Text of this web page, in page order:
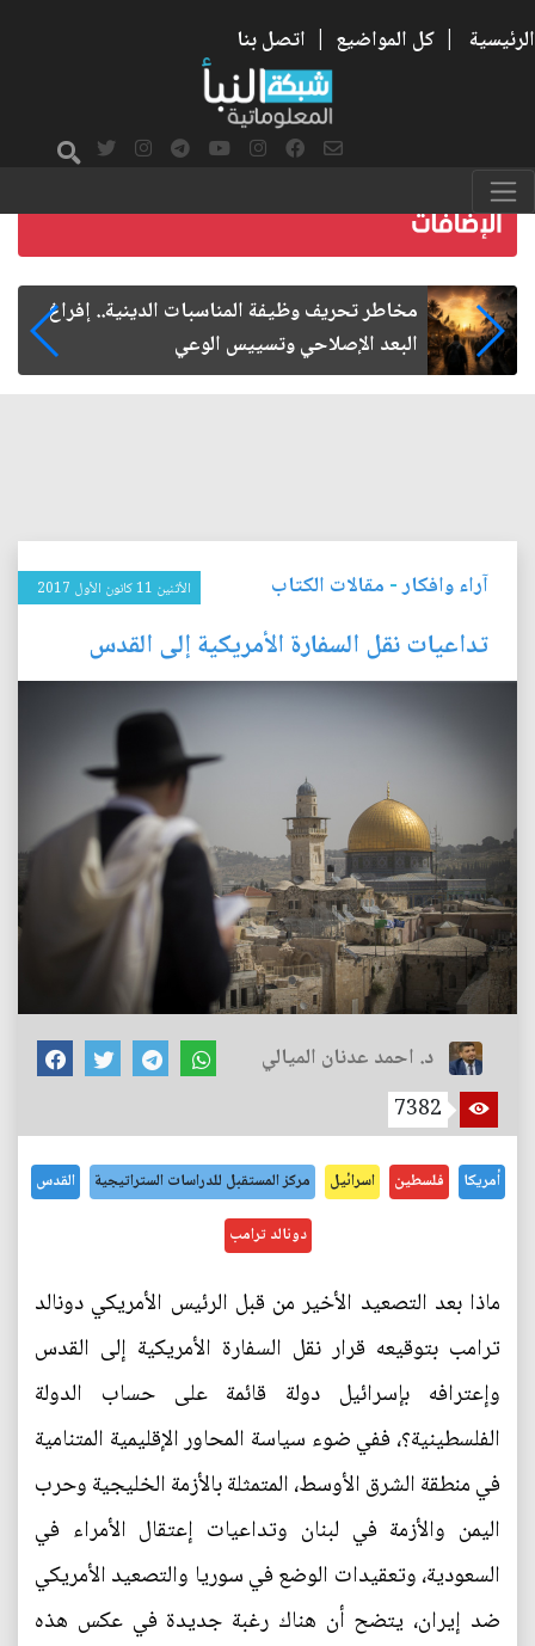
الرئيسية | كل المواضيع | اتصل بنا
زيارة الأربعين.. من الفاعلية المجتمعية إلى المواطنة
الفاعلة
آراء وافكار- مقالات الكتاب الأثنين 11 كانون الأول 2017
تداعيات نقل السفارة الأمريكية إلى القدس
د. احمد عدنان الميالي
7382
أمريكا فلسطين اسرائيل مركز المستقبل للدراسات الستراتيجية القدس
دونالد ترامب
ماذا بعد التصعيد الأخير من قبل الرئيس الأمريكي دونالد
ترامب بتوقيعه قرار نقل السفارة الأمريكية إلى القدس
وإعترافه بإسرائيل دولة قائمة على حساب الدولة
الفلسطينية؟، ففي ضوء سياسة المحاور الإقليمية المتنامية
في منطقة الشرق الأوسط، المتمثلة بالأزمة الخليجية وحرب
اليمن والأزمة في لبنان وتداعيات إعتقال الأمراء في
السعودية، وتعقيدات الوضع في سوريا والتصعيد الأمريكي
ضد إيران، يتضح أن هناك رغبة جديدة في عكس هذه